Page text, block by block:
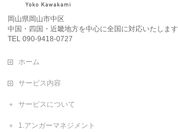
岡山県岡山市中区
中国・四国・近畿地方を中心に全国に対応いたします
TEL 090-9418-0727
ホーム
サービス内容
サービスについて
1.アンガーマネジメント